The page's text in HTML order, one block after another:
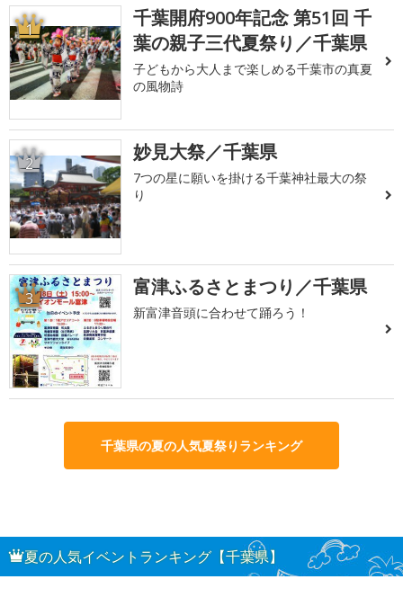
1
千葉開府900年記念 第51回 千
葉の親子三代夏祭り／千葉県
子どもから大人まで楽しめる千葉市の真夏
の風物詩
2 妙見大祭／千葉県
7つの星に願いを掛ける千葉神社最大の祭
り
3 富津ふるさとまつり／千葉県
新富津音頭に合わせて踊ろう！
千葉県の夏の人気夏祭りランキング
夏の人気イベントランキング【千葉県】